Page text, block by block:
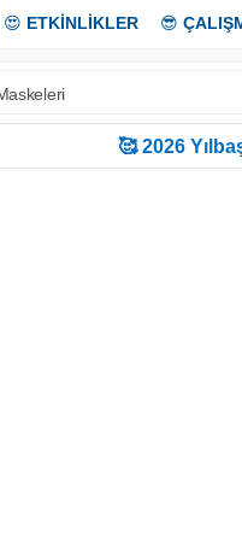
😍 ETKİNLİKLER 😎
🥰 2026